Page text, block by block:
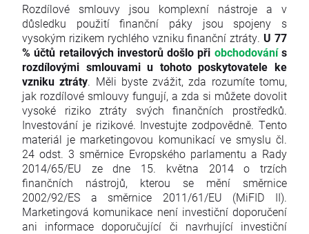
Rozdílové smlouvy jsou komplexní nástroje a v
důsledku použití finanční páky jsou spojeny s
vysokým rizikem rychlého vzniku finanční ztráty. U 77
% účtů retailových investorů došlo při obchodovánís
rozdílovými smlouvami u tohoto poskytovatele ke
vzniku ztráty. Měli byste zvážit, zda rozumíte tomu,
jak rozdílové smlouvy fungují, a zda si můžete dovolit
vysoké riziko ztráty svých finančních prostředků.
Investování je rizikové. Investujte zodpovědně. Tento
materiál je marketingovou komunikací ve smyslu čl.
24 odst. 3 směrnice Evropského parlamentu a Rady
2014/65/EU ze dne 15. května 2014 o trzích
finančních nástrojů, kterou se mění směrnice
2002/92/ES a směrnice 2011/61/EU (MiFID II).
Marketingová komunikace není investiční doporučení
ani informace doporučující či navrhující investiční